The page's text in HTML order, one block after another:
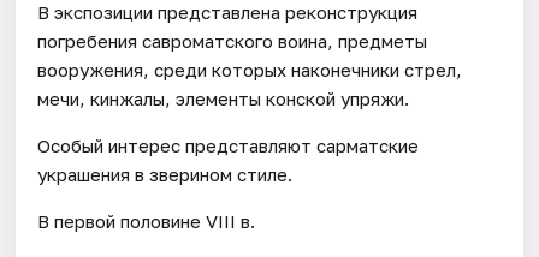
В экспозиции представлена реконструкция
погребения савроматского воина, предметы
вооружения, среди которых наконечники стрел,
мечи, кинжалы, элементы конской упряжи.
Особый интерес представляют сарматские
украшения в зверином стиле.
В первой половине VIII в.